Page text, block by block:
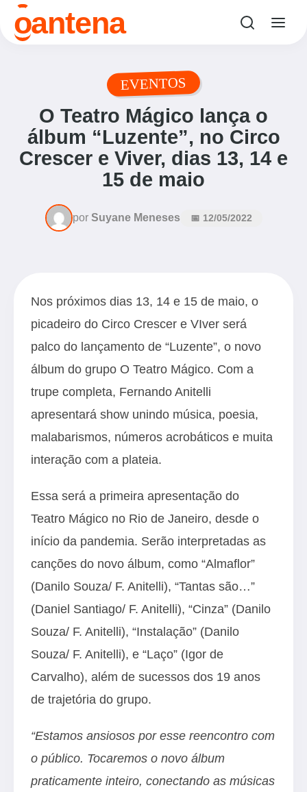
oantena
EVENTOS
O Teatro Mágico lança o
álbum “Luzente”, no Circo
Crescer e Viver, dias 13, 14 e
15 de maio
por Suyane Meneses 📅 12/05/2022
Nos próximos dias 13, 14 e 15 de maio, o
picadeiro do Circo Crescer e VIver será
palco do lançamento de “Luzente”, o novo
álbum do grupo O Teatro Mágico. Com a
trupe completa, Fernando Anitelli
apresentará show unindo música, poesia,
malabarismos, números acrobáticos e muita
interação com a plateia.
Essa será a primeira apresentação do
Teatro Mágico no Rio de Janeiro, desde o
início da pandemia. Serão interpretadas as
canções do novo álbum, como “Almaflor”
(Danilo Souza/ F. Anitelli), “Tantas são…”
(Daniel Santiago/ F. Anitelli), “Cinza” (Danilo
Souza/ F. Anitelli), “Instalação” (Danilo
Souza/ F. Anitelli), e “Laço” (Igor de
Carvalho), além de sucessos dos 19 anos
de trajetória do grupo.
“Estamos ansiosos por esse reencontro com
o público. Tocaremos o novo álbum
praticamente inteiro, conectando as músicas